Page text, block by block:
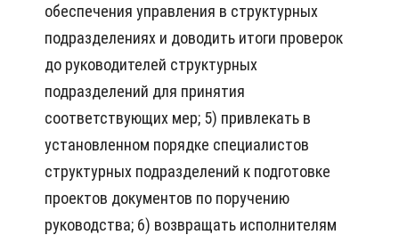
обеспечения управления в структурных
подразделениях и доводить итоги проверок
до руководителей структурных
подразделений для принятия
соответствующих мер; 5) привлекать в
установленном порядке специалистов
структурных подразделений к подготовке
проектов документов по поручению
руководства; 6) возвращать исполнителям